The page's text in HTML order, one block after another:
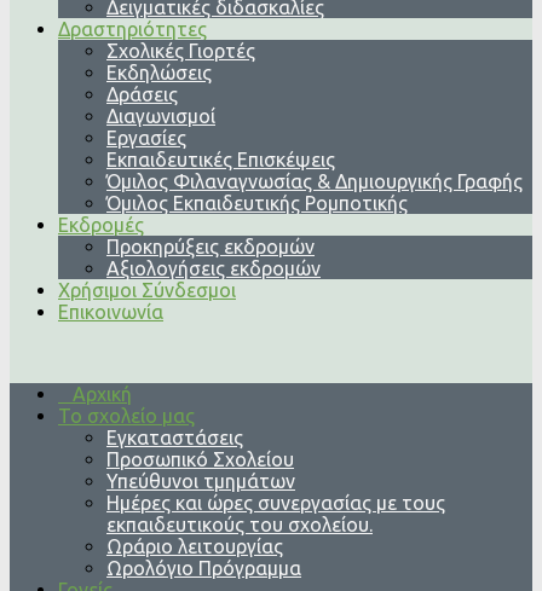
Δειγματικές διδασκαλίες
Δραστηριότητες
Σχολικές Γιορτές
Εκδηλώσεις
Δράσεις
Διαγωνισμοί
Εργασίες
Εκπαιδευτικές Επισκέψεις
Όμιλος Φιλαναγνωσίας & Δημιουργικής Γραφής
Όμιλος Εκπαιδευτικής Ρομποτικής
Εκδρομές
Προκηρύξεις εκδρομών
Αξιολογήσεις εκδρομών
Χρήσιμοι Σύνδεσμοι
Επικοινωνία
Αρχική
Το σχολείο μας
Εγκαταστάσεις
Προσωπικό Σχολείου
Υπεύθυνοι τμημάτων
Ημέρες και ώρες συνεργασίας με τους
εκπαιδευτικούς του σχολείου.
Ωράριο λειτουργίας
Ωρολόγιο Πρόγραμμα